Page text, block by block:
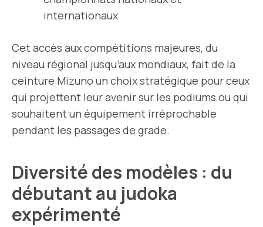
internationaux
Cet accès aux compétitions majeures, du
niveau régional jusqu’aux mondiaux, fait de la
ceinture Mizuno un choix stratégique pour ceux
qui projettent leur avenir sur les podiums ou qui
souhaitent un équipement irréprochable
pendant les passages de grade.
Diversité des modèles : du
débutant au judoka
expérimenté